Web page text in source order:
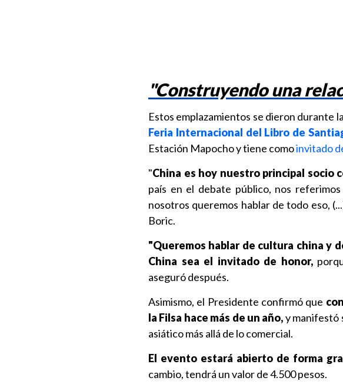
"Construyendo una
Estos emplazamientos se dieron durante
Feria Internacional del Libro de
Estación Mapocho y tiene comoinvitado
"China es hoy nuestro principal socio
país en el debate público, nos
nosotros queremos hablar de todo eso,
Boric.
"Queremos hablar de cultura china y
China sea el invitado de honor,
aseguró después.
Asimismo, el Presidente confirmó que
la Filsa hace más de un año,y manifestó
asiático más allá de lo comercial.
El evento estará abierto de forma
cambio, tendrá un valor de 4.500 pesos.